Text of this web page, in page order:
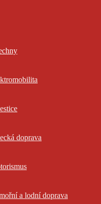
doprava
a lodní doprava